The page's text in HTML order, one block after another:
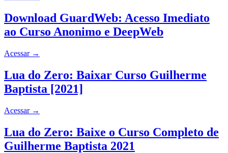
Download GuardWeb: Acesso Imediato
ao Curso Anonimo e DeepWeb
Acessar →
Lua do Zero: Baixar Curso Guilherme
Baptista [2021]
Acessar →
Lua do Zero: Baixe o Curso Completo de
Guilherme Baptista 2021